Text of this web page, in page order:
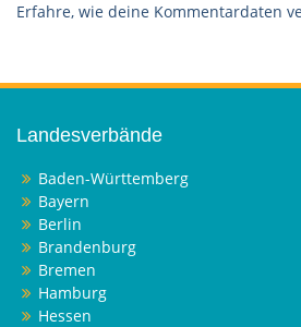
Erfahre, wie deine Kommentardaten
Landesverbände
Baden-Württemberg
Bayern
Berlin
Brandenburg
Bremen
Hamburg
Hessen